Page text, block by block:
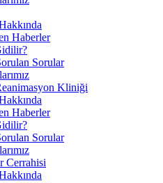
Haberler
Sorular
Kliniği
Haberler
Sorular
Cerrahisi